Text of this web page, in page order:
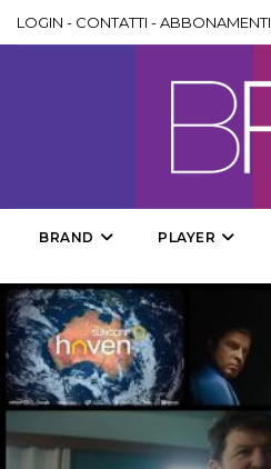
LOGIN - CONTATTI -ABBONAMENTI
BRAND PLAYER